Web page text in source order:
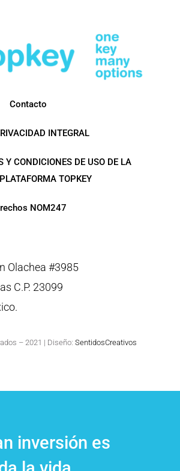
Contacto
INTEGRAL
Y CONDICIONES DE USO DE LA
PLATAFORMA TOPKEY
NOM247
Olachea #3985
C.P. 23099
– 2021 | Diseño: SentidosCreativos
inversión es